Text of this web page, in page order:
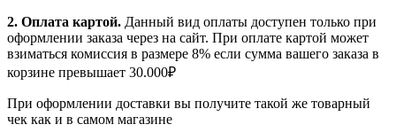
2. Оплата картой. Данный вид оплаты доступен только при
оформлении заказа через на сайт. При оплате картой может
взиматься комиссия в размере 8% если сумма вашего заказа в
корзине превышает 30.000₽
При оформлении доставки вы получите такой же товарный
чек как и в самом магазине